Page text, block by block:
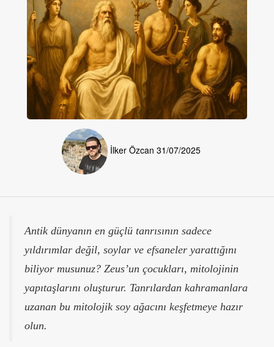
İlker Özcan 31/07/2025
Antik dünyanın en güçlü tanrısının sadece
yıldırımlar değil, soylar ve efsaneler yarattığını
biliyor musunuz? Zeus’un çocukları, mitolojinin
yapıtaşlarını oluşturur. Tanrılardan kahramanlara
uzanan bu mitolojik soy ağacını keşfetmeye hazır
olun.